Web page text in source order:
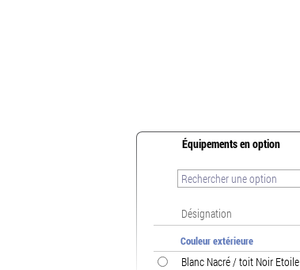
Équipements en option
Désignation
Couleur extérieure
Blanc Nacré / toit Noir Etoile